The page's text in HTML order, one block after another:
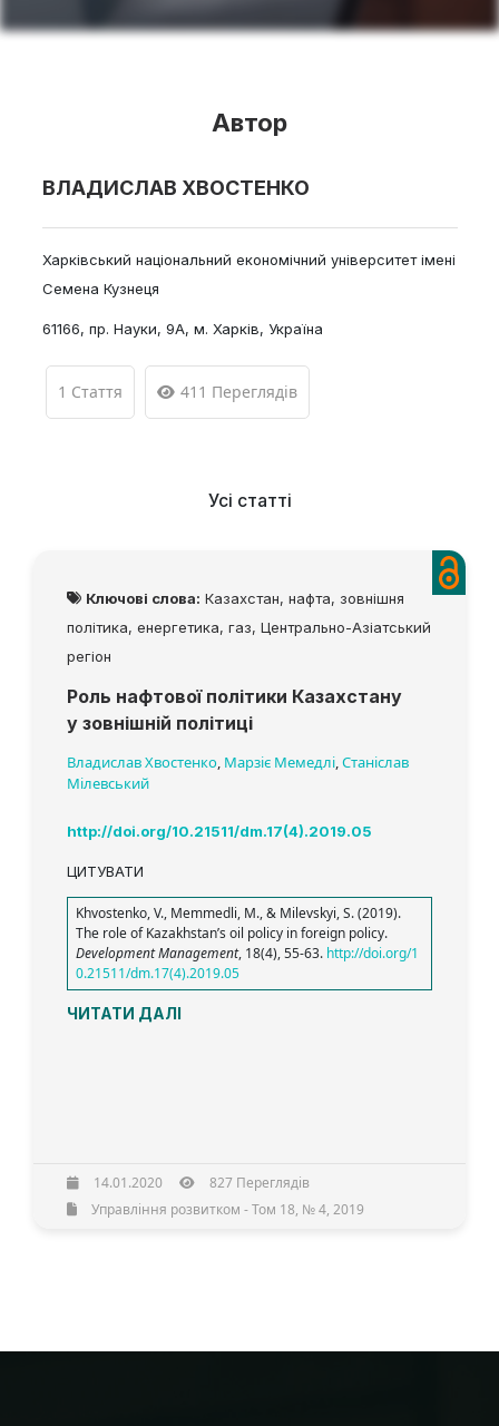
Автор
ВЛАДИСЛАВ ХВОСТЕНКО
Харківський національний економічний університет імені
Семена Кузнеця
61166, пр. Науки, 9А, м. Харків, Україна
1 Стаття 411 Переглядів
Усі статті
Ключові слова: Казахстан, нафта, зовнішня
політика, енергетика, газ, Центрально-Азіатський
регіон
Роль нафтової політики Казахстану
у зовнішній політиці
Владислав Хвостенко, Марзіє Мемедлі,Станіслав
Мілевський
http://doi.org/10.21511/dm.17(4).2019.05
ЦИТУВАТИ
Khvostenko, V., Memmedli, M., & Milevskyi, S. (2019).
The role of Kazakhstan’s oil policy in foreign policy.
Development Management, 18(4), 55-63. http://doi.org/1
0.21511/dm.17(4).2019.05
ЧИТАТИ ДАЛІ
14.01.2020
827 Переглядів
Управління розвитком - Том 18, № 4, 2019